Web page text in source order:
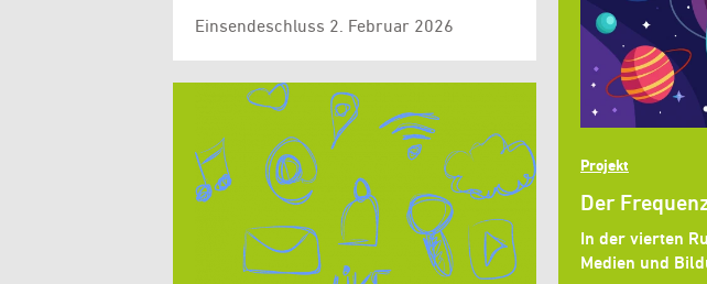
Einsendeschluss 2. Februar 2026
Projekt
Der
In der vierten
Medien und